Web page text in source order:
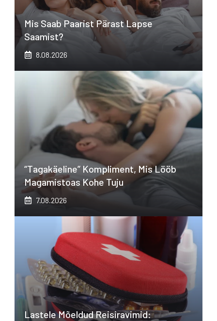
Mis Saab Paarist Pärast Lapse
Saamist?
8.08.2026
“Tagakäeline” Kompliment, Mis Lööb
Magamistoas Kohe Tuju
7.08.2026
Lastele Mõeldud Reisiravimid: